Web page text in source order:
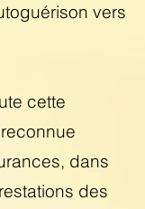
vers
cette
dans
des